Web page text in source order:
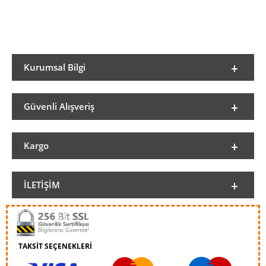
Kurumsal Bilgi
Güvenli Alışveriş
Kargo
İLETIŞIM
TAKSİT SEÇENEKLERİ